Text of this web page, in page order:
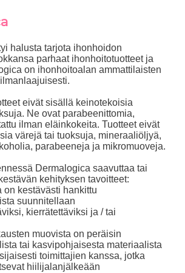
halusta tarjota ihonhoidon
parhaat ihonhoitotuotteet ja
on ihonhoitoalan ammattilaisten
eivät sisällä keinotekoisia
Ne ovat parabeenittomia,
ilman eläinkokeita. Tuotteet eivät
värejä tai tuoksuja, mineraaliöljyä,
parabeeneja ja mikromuoveja.
Dermalogica saavuttaa tai
kehityksen tavoitteet:
on kestävästi hankittu
suunnitellaan
kierrätettäviksi ja / tai
muovista on peräisin
tai kasvipohjaisesta materiaalista
toimittajien kanssa, jotka
hiilijalanjälkeään